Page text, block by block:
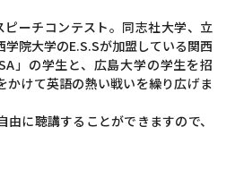
ーチコンテスト。同志社大学、立
院大学のE.S.Sが加盟している関西
」の学生と、広島大学の学生を招
かけて英語の熱い戦いを繰り広げま
に聴講することができますので、